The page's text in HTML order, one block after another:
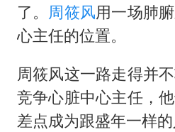
了。 周筱风用一场肺
心主任的位置。
周筱风这一路走得并
竞争心脏中心主任，
差点成为跟盛年一样的